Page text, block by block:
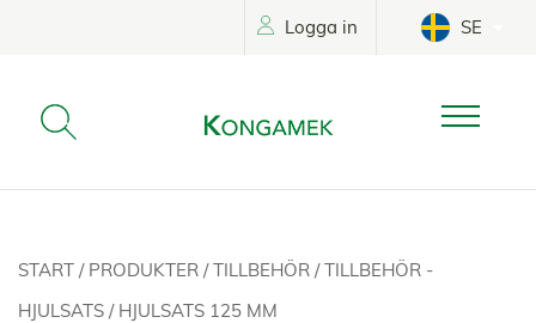
Logga in SE
START / PRODUKTER /TILLBEHÖR /TILLBEHÖR -
HJULSATS / HJULSATS 125 MM